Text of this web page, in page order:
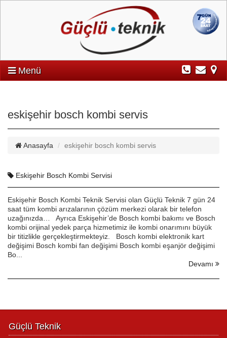
Menü
eskişehir bosch kombi servis
Anasayfa eskişehir bosch kombi servis
Eskişehir Bosch Kombi Servisi
Eskişehir Bosch Kombi Teknik Servisi olan Güçlü Teknik 7 gün 24
saat tüm kombi arızalarının çözüm merkezi olarak bir telefon
uzağınızda… Ayrıca Eskişehir’de Bosch kombi bakımı ve Bosch
kombi orijinal yedek parça hizmetimiz ile kombi onarımını büyük
bir titizlikle gerçekleştirmekteyiz. Bosch kombi elektronik kart
değişimi Bosch kombi fan değişimi Bosch kombi eşanjör değişimi
Bo...
Devamı
Güçlü Teknik